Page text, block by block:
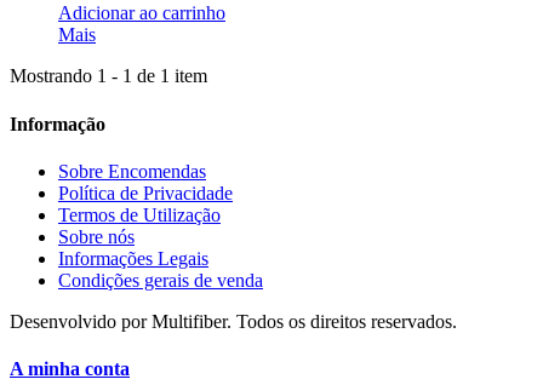
Adicionar ao carrinho
Mais
Mostrando 1 - 1 de 1 item
Informação
Sobre Encomendas
Política de Privacidade
Termos de Utilização
Sobre nós
Informações Legais
Condições gerais de venda
Desenvolvido por Multifiber. Todos os direitos reservados.
A minha conta